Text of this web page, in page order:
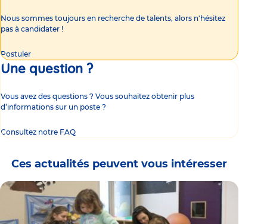
Nous sommes toujours en recherche de talents, alors n'hésitez
pas à candidater !
Postuler
Une question ?
Vous avez des questions ? Vous souhaitez obtenir plus
d’informations sur un poste ?
Consultez notre FAQ
Ces actualités peuvent vous intéresser